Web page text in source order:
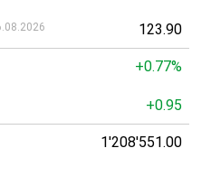
123.90
+0.77%
+0.95
1'208'551.00